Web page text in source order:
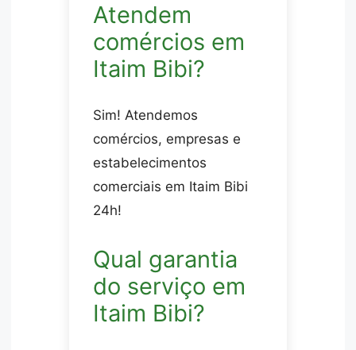
Atendem
comércios em
Itaim Bibi?
Sim! Atendemos
comércios, empresas e
estabelecimentos
comerciais em Itaim Bibi
24h!
Qual garantia
do serviço em
Itaim Bibi?